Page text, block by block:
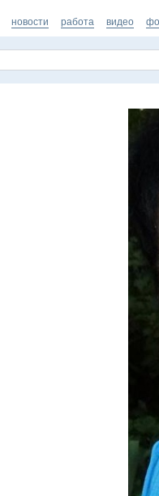
новости работа видео